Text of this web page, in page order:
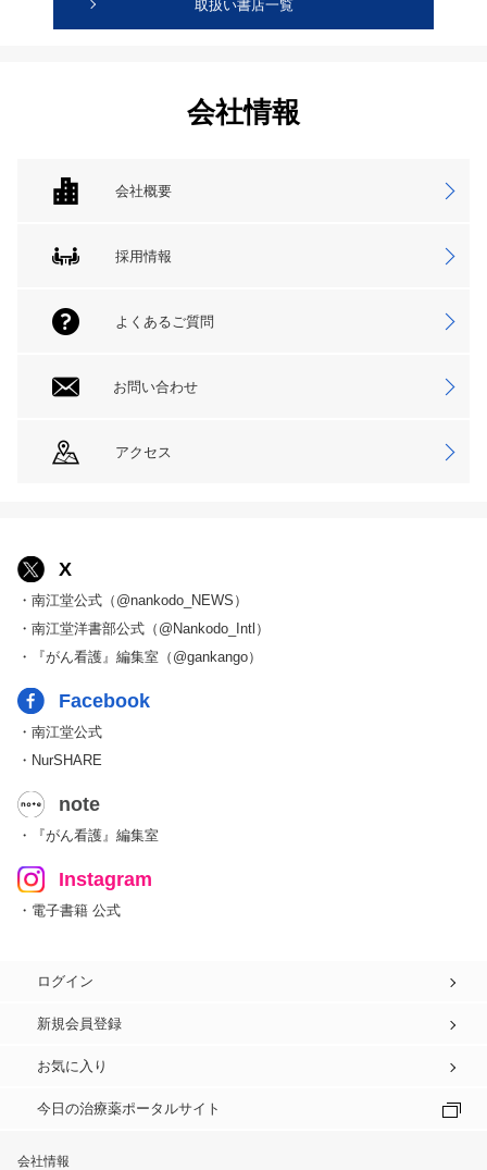
取扱い書店一覧
会社情報
会社概要
採用情報
よくあるご質問
お問い合わせ
アクセス
X
・南江堂公式（@nankodo_NEWS）
・南江堂洋書部公式（@Nankodo_Intl）
・『がん看護』編集室（@gankango）
Facebook
・南江堂公式
・NurSHARE
note
・『がん看護』編集室
Instagram
・電子書籍 公式
ログイン
新規会員登録
お気に入り
今日の治療薬ポータルサイト
会社情報